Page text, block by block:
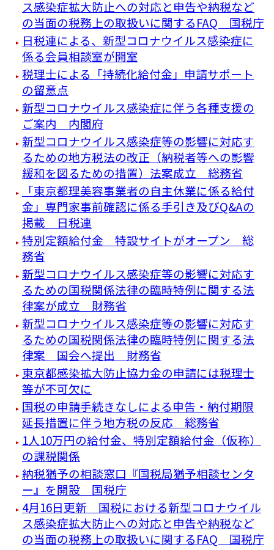
ス感染症拡大防止への対応と申告や納税など
の当面の税務上の取扱いに関するFAQ 国税庁
日税連による、新型コロナウイルス感染症に
係る会員相談室が開室
税理士による「持続化給付金」申請サポート
の留意点
新型コロナウイルス感染症に伴う各種支援の
ご案内 内閣府
新型コロナウイルス感染症等の影響に対応す
るための地方税法の改正（納税者等への影響
緩和を図るための措置）法案成立 総務省
「東京都理美容事業者の自主休業に係る給付
金」専門家事前確認に係る手引き及びQ&Aの
掲載 日税連
特別定額給付金 特設サイトがオープン 総
務省
新型コロナウイルス感染症等の影響に対応す
るための国税関係法律の臨時特例に関する法
律案が成立 財務省
新型コロナウイルス感染症等の影響に対応す
るための国税関係法律の臨時特例に関する法
律案 国会へ提出 財務省
東京都感染拡大防止協力金の申請には税理士
等が不可欠に
国税の申請手続きなしによる申告・納付期限
延長措置に伴う地方税の反応 総務省
1人10万円の給付金、特別定額給付金（仮称）
の課税関係
納税猶予の相談窓口『国税局猶予相談センタ
ー』を開設 国税庁
4月16日更新 国税における新型コロナウイル
ス感染症拡大防止への対応と申告や納税など
の当面の税務上の取扱いに関するFAQ 国税庁